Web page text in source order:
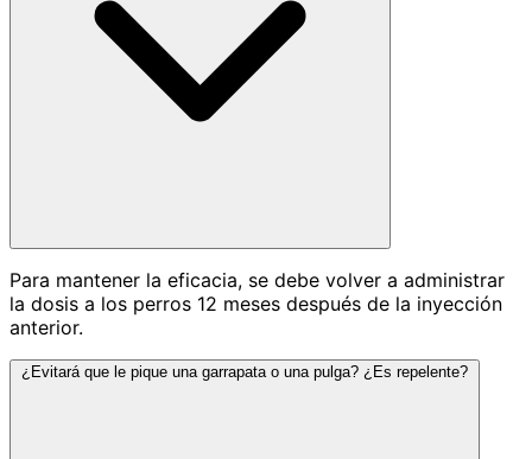
Para mantener la eficacia, se debe volver a administrar
la dosis a los perros 12 meses después de la inyección
anterior.
¿Evitará que le pique una garrapata o una pulga? ¿Es repelente?